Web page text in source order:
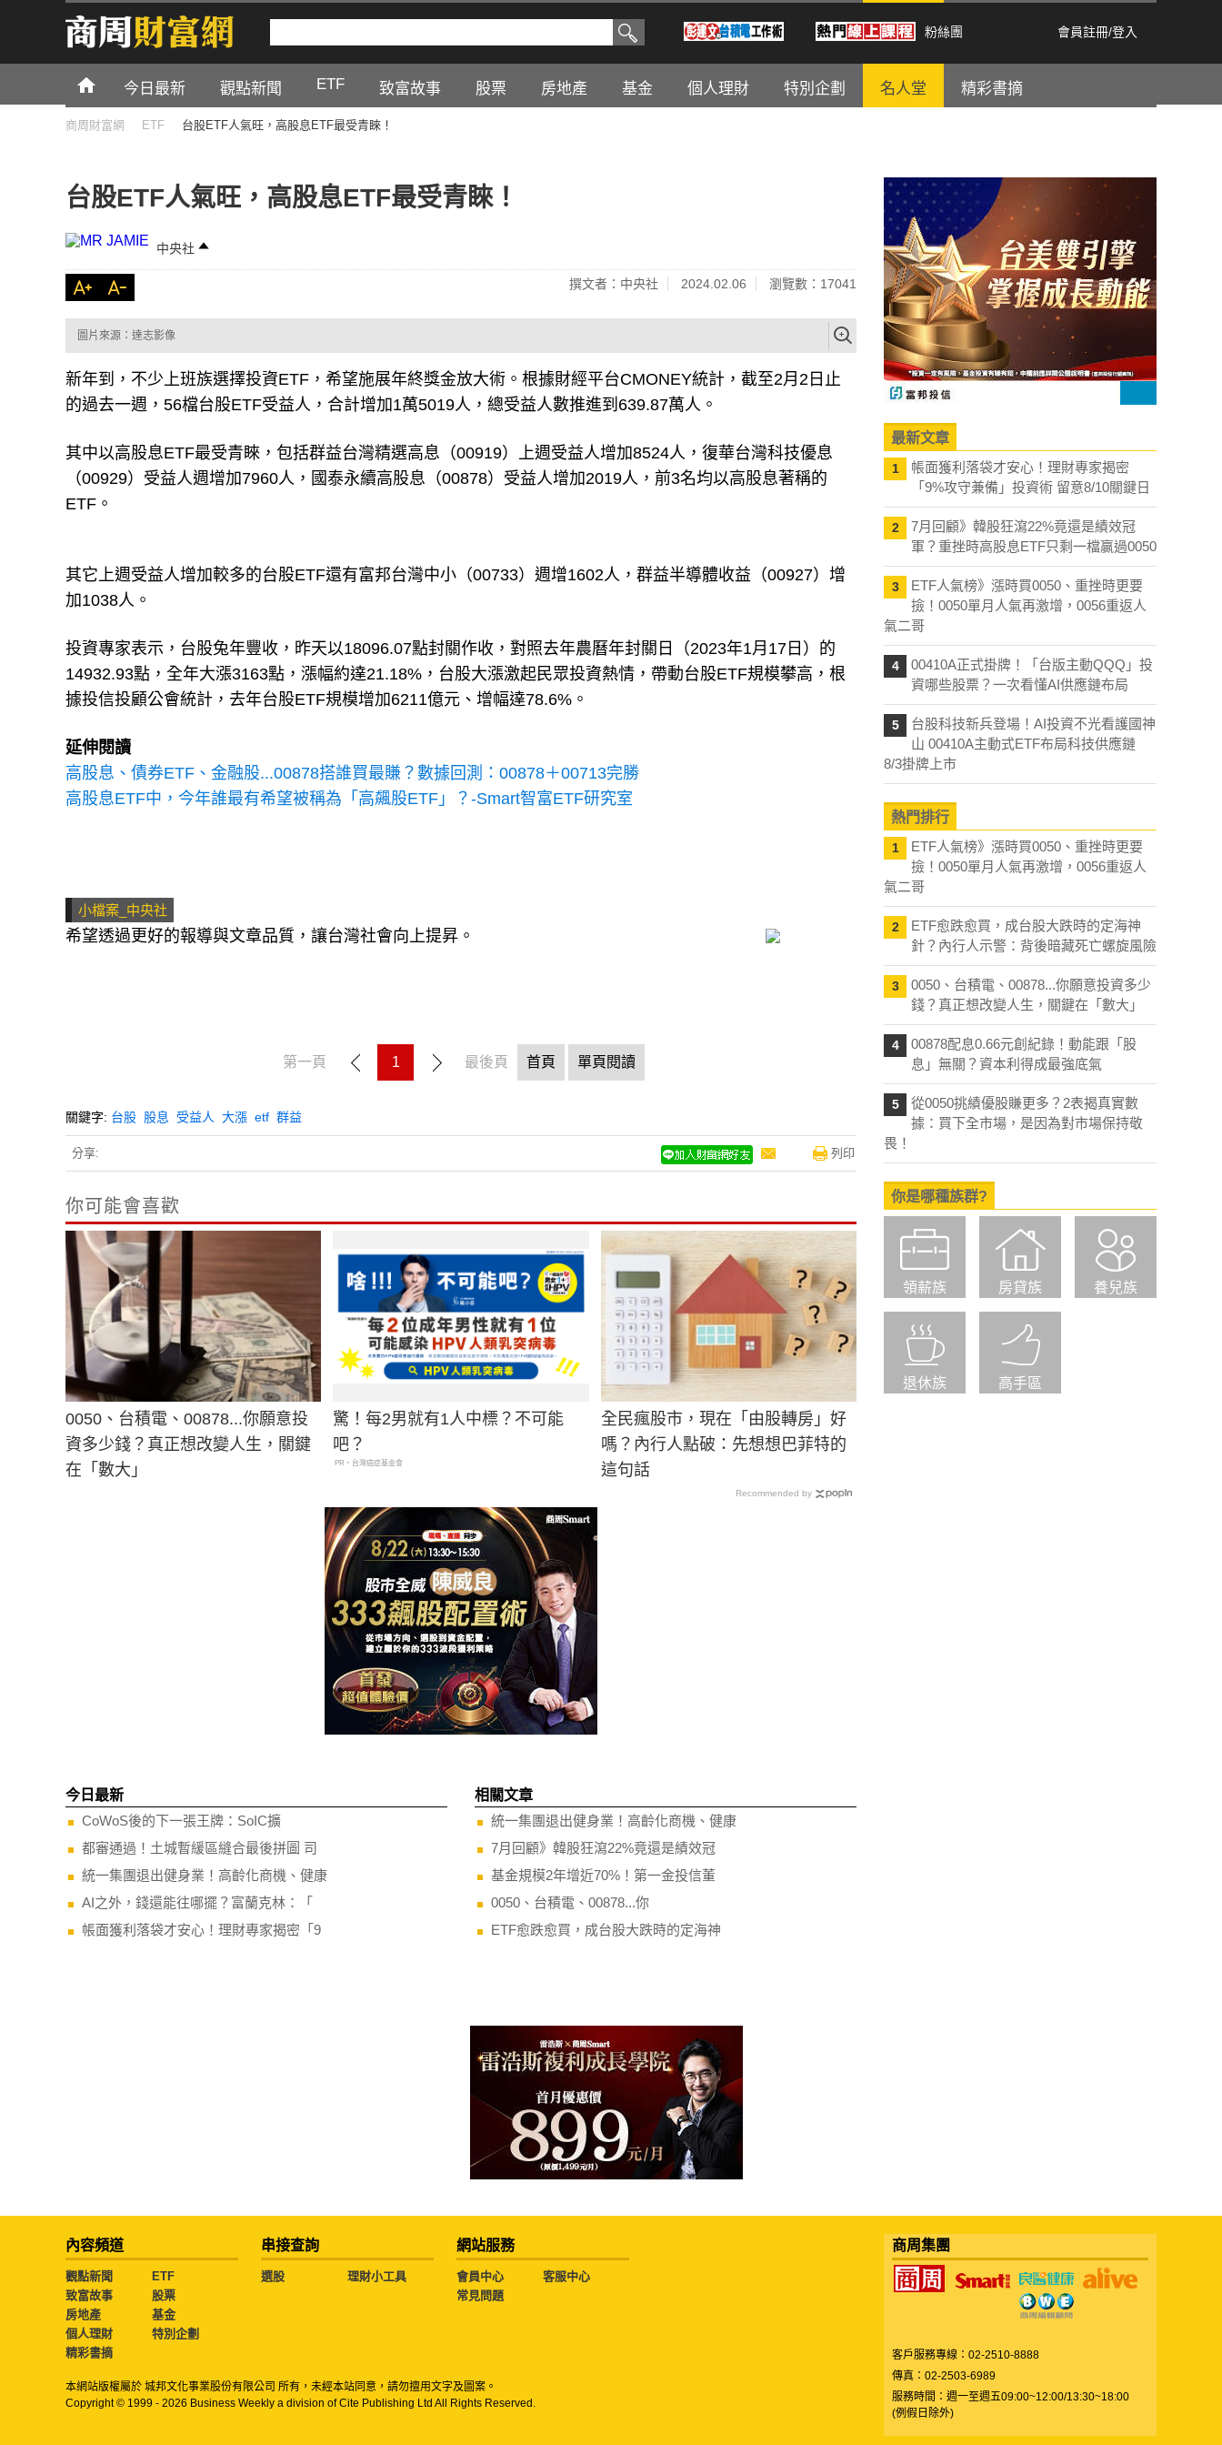
粉絲團 會員註冊/登入
今日最新 觀點新聞 ETF 致富故事 股票 房地產 基金 個人理財 特別企劃 名人堂 精彩書摘
商周財富網 ETF 台股ETF人氣旺，高股息ETF最受青睞！
台股ETF人氣旺，高股息ETF最受青睞！
中央社
撰文者：中央社 2024.02.06 瀏覽數：17041
圖片來源：達志影像
新年到，不少上班族選擇投資ETF，希望施展年終獎金放大術。根據財經平台CMONEY統計，截至2月2日止
的過去一週，56檔台股ETF受益人，合計增加1萬5019人，總受益人數推進到639.87萬人。
其中以高股息ETF最受青睞，包括群益台灣精選高息（00919）上週受益人增加8524人，復華台灣科技優息
（00929）受益人週增加7960人，國泰永續高股息（00878）受益人增加2019人，前3名均以高股息著稱的
ETF。
其它上週受益人增加較多的台股ETF還有富邦台灣中小（00733）週增1602人，群益半導體收益（00927）增
加1038人。
投資專家表示，台股兔年豐收，昨天以18096.07點封關作收，對照去年農曆年封關日（2023年1月17日）的
14932.93點，全年大漲3163點，漲幅約達21.18%，台股大漲激起民眾投資熱情，帶動台股ETF規模攀高，根
據投信投顧公會統計，去年台股ETF規模增加6211億元、增幅達78.6%。
延伸閱讀
高股息、債券ETF、金融股...00878搭誰買最賺？數據回測：00878＋00713完勝
高股息ETF中，今年誰最有希望被稱為「高飆股ETF」？-Smart智富ETF研究室
小檔案_中央社
希望透過更好的報導與文章品質，讓台灣社會向上提昇。
第一頁 1 最後頁 首頁 單頁閱讀
關鍵字: 台股 股息 受益人 大漲 etf 群益
分享: 列印
你可能會喜歡
0050、台積電、00878...你願意投
資多少錢？真正想改變人生，關鍵
在「數大」
驚！每2男就有1人中標？不可能
吧？
PR・台灣癌症基金會
全民瘋股市，現在「由股轉房」好
嗎？內行人點破：先想想巴菲特的
這句話
Recommended by
今日最新
CoWoS後的下一張王牌：SoIC擴
都審通過！土城暫緩區縫合最後拼圖 司
統一集團退出健身業！高齡化商機、健康
AI之外，錢還能往哪擺？富蘭克林：「
帳面獲利落袋才安心！理財專家揭密「9
相關文章
統一集團退出健身業！高齡化商機、健康
7月回顧》韓股狂瀉22%竟還是績效冠
基金規模2年增近70%！第一金投信董
0050、台積電、00878...你
ETF愈跌愈買，成台股大跌時的定海神
最新文章
1
帳面獲利落袋才安心！理財專家揭密
「9%攻守兼備」投資術 留意8/10關鍵日
2
7月回顧》韓股狂瀉22%竟還是績效冠
軍？重挫時高股息ETF只剩一檔贏過0050
3
ETF人氣榜》漲時買0050、重挫時更要
撿！0050單月人氣再激增，0056重返人
氣二哥
4
00410A正式掛牌！「台版主動QQQ」投
資哪些股票？一次看懂AI供應鏈布局
5
台股科技新兵登場！AI投資不光看護國神
山 00410A主動式ETF布局科技供應鏈
8/3掛牌上市
熱門排行
1
ETF人氣榜》漲時買0050、重挫時更要
撿！0050單月人氣再激增，0056重返人
氣二哥
2
ETF愈跌愈買，成台股大跌時的定海神
針？內行人示警：背後暗藏死亡螺旋風險
3
0050、台積電、00878...你願意投資多少
錢？真正想改變人生，關鍵在「數大」
4
00878配息0.66元創紀錄！動能跟「股
息」無關？資本利得成最強底氣
5
從0050挑績優股賺更多？2表揭真實數
據：買下全市場，是因為對市場保持敬
畏！
你是哪種族群?
領薪族 房貸族 養兒族
退休族 高手區
內容頻道
觀點新聞
ETF
致富故事
股票
房地產
基金
個人理財
特別企劃
精彩書摘
串接查詢
選股 理財小工具
網站服務
會員中心
客服中心
常見問題
本網站版權屬於 城邦文化事業股份有限公司 所有，未經本站同意，請勿擅用文字及圖案。
Copyright © 1999 - 2026 Business Weekly a division of Cite Publishing Ltd All Rights Reserved.
商周集團
客戶服務專線：02-2510-8888
傳真：02-2503-6989
服務時間：週一至週五09:00~12:00/13:30~18:00
(例假日除外)